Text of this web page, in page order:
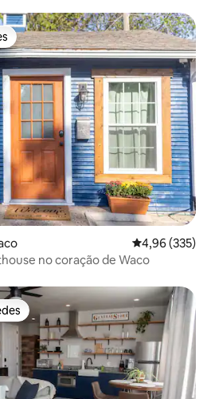
4,96 de uma
4,96 (335)
no coração de Waco
dos hóspedes